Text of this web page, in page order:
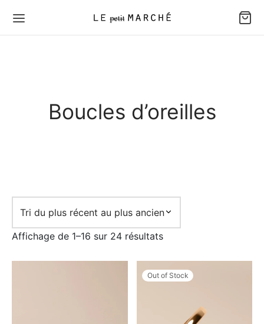
Boucles d’oreilles
Affichage de 1–16 sur 24 résultatsTrié
plus
récent
Out of Stock